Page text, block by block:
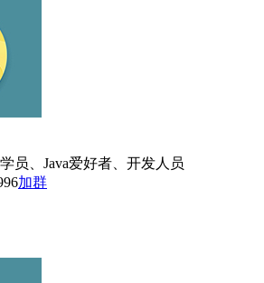
员、Java爱好者、开发人员
加群